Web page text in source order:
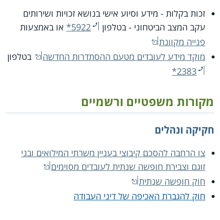
זכות בקלות - מידע וסיוע אישי בנושא זכויות ושירותים
עקב המצב הביטחוני - בטלפון
*5922 או באמצעות
פנייה מקוונת
מוקד מידע לעובדים מטעם ההסתדרות החדשה
בטלפון
*2383
מקורות משפטיים ורשמיים
חקיקה ונהלים
צו הרחבה להסכם קיבוצי בעניין משרתי המילואים ובני
זוגם וצבירת חופשה שנתית לעובדים מסוימים
חוק חופשה שנתית
חוק להגברת האכיפה של דיני העבודה